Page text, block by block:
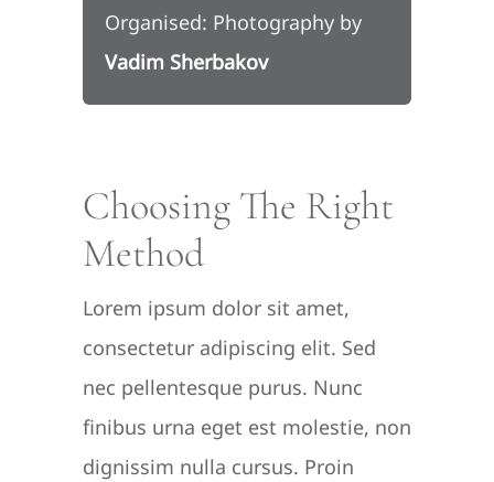
Organised: Photography by
Vadim Sherbakov
Choosing The Right
Method
Lorem ipsum dolor sit amet,
consectetur adipiscing elit. Sed
nec pellentesque purus. Nunc
finibus urna eget est molestie, non
dignissim nulla cursus. Proin